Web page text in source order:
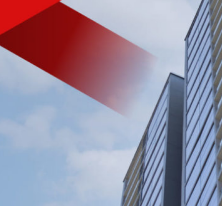
VIỆT NAM